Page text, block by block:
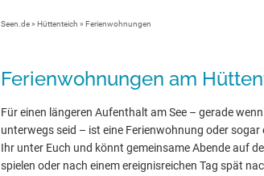
Seen.de» Hüttenteich » Ferienwohnungen
Ferienwohnungen am
Für einen längeren Aufenthalt am See – gerade
unterwegs seid – ist eine Ferienwohnung oder
Ihr unter Euch und könnt gemeinsame Abende auf
spielen oder nach einem ereignisreichen Tag spät